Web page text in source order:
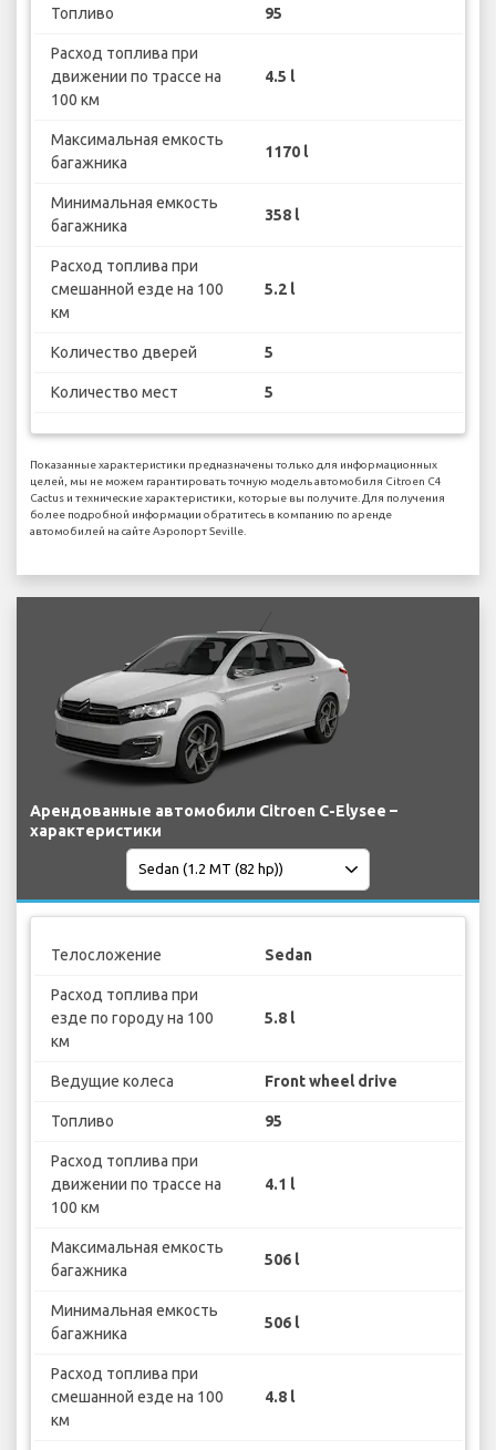
Топливо 95
Расход топлива при
движении по трассе на
100 км
4.5 l
Максимальная емкость
багажника
1170 l
Минимальная емкость
багажника
358 l
Расход топлива при
смешанной езде на 100
км
5.2 l
Количество дверей 5
Количество мест 5
Показанные характеристики предназначены только для информационных
целей, мы не можем гарантировать точную модель автомобиля Citroen C4
Cactus и технические характеристики, которые вы получите. Для получения
более подробной информации обратитесь в компанию по аренде
автомобилей на сайте Аэропорт Seville.
Арендованные автомобили Citroen C-Elysee –
характеристики
Телосложение Sedan
Расход топлива при
езде по городу на 100
км
5.8 l
Ведущие колеса Front wheel drive
Топливо 95
Расход топлива при
движении по трассе на
100 км
4.1 l
Максимальная емкость
багажника
506 l
Минимальная емкость
багажника
506 l
Расход топлива при
смешанной езде на 100
км
4.8 l